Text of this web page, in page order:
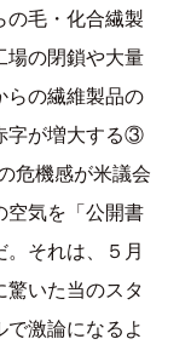
の毛・化合繊製
の閉鎖や大量
の繊維製品の
字が増大する③
危機感が米議会
空気を「公開書
それは、５月
驚いた当のスタ
で激論になるよ